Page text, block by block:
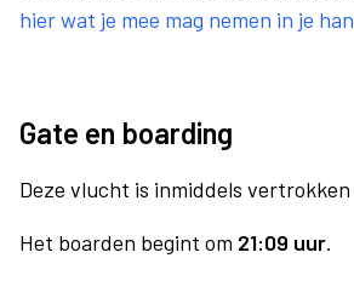
hier wat je mee mag nemen in je
Gate en boarding
Deze vlucht is inmiddels vertrokken
Het boarden begint om 21:09 uur.